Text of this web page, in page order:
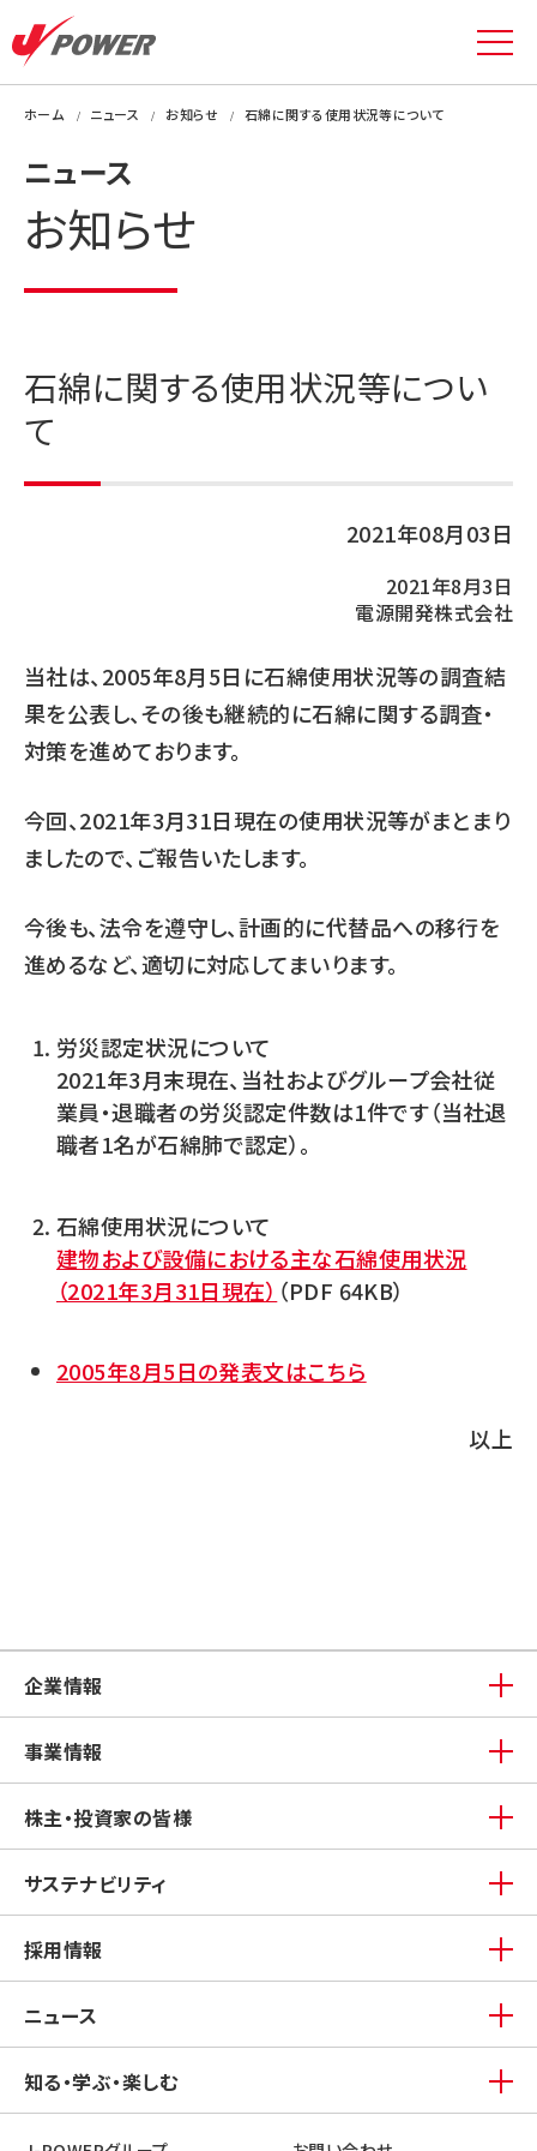
ホーム ニュース お知らせ 石綿に関する使用状況等について
ニュース
お知らせ
石綿に関する使用状況等につい
て
2021年08月03日
2021年8月3日
電源開発株式会社
当社は、2005年8月5日に石綿使用状況等の調査結
果を公表し、その後も継続的に石綿に関する調査・
対策を進めております。
今回、2021年3月31日現在の使用状況等がまとまり
ましたので、ご報告いたします。
今後も、法令を遵守し、計画的に代替品への移行を
進めるなど、適切に対応してまいります。
労災認定状況について
2021年3月末現在、当社およびグループ会社従
業員・退職者の労災認定件数は1件です（当社退
職者1名が石綿肺で認定）。
石綿使用状況について
建物および設備における主な石綿使用状況
（2021年3月31日現在） （PDF 64KB）
2005年8月5日の発表文はこちら
以上
企業情報
事業情報
株主・投資家の皆様
サステナビリティ
採用情報
ニュース
知る・学ぶ・楽しむ